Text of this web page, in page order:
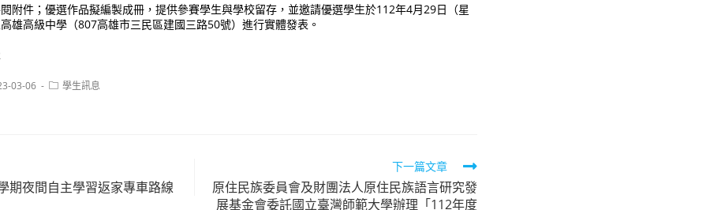
附件；優選作品擬編製成冊，提供參賽學生與學校留存，並邀請優選學生於112年4月29日（星
雄高級中學（807高雄市三民區建國三路50號）進行實體發表。
03-06
Post學生訊息
期夜間自主學習返家專車路線
下一篇文章
原住民族委員會及財團法人原住民族語言研究發
展基金會委託國立臺灣師範大學辦理「112年度